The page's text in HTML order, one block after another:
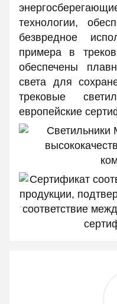
технологии,
безвредное
примера в
обеспечены
света для
трековые
европейские